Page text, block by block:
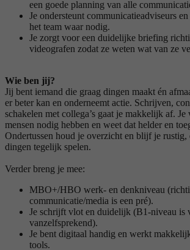
een goede planning van alle
Je ondersteunt communicatieadviseurs
het team waar nodig.
Je zorgt voor een duidelijke briefing
videografen zodat ze weten wat van ze
Wie ben jij?
Jij bent iemand die graag dingen maakt én
er beter kan en onderneemt actie. Schrijven,
schakelen met collega’s gaat je makkelijk af.
mensen nodig hebben en weet dat helder en
Ondertussen houd je overzicht en blijf je rustig,
dingen tegelijk spelen.
Verder breng je mee:
MBO+/HBO werk- en denkniveau
communicatie/media is een pré).
Je schrijft vlot en duidelijk (B1-niveau is
vanzelfsprekend).
Je bent digitaal handig en werkt
tools.